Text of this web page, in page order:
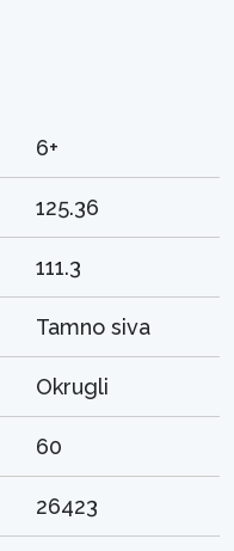
6+
125.36
111.3
Tamno siva
Okrugli
60
26423